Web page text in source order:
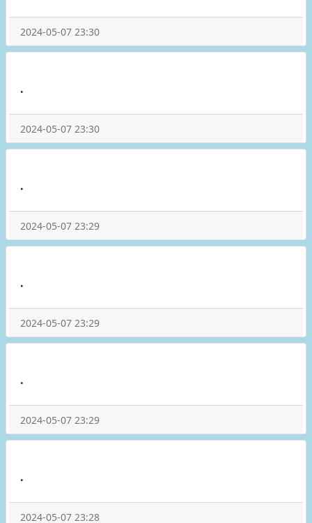
2024-05-07 23:30
.
2024-05-07 23:30
.
2024-05-07 23:29
.
2024-05-07 23:29
.
2024-05-07 23:29
.
2024-05-07 23:28